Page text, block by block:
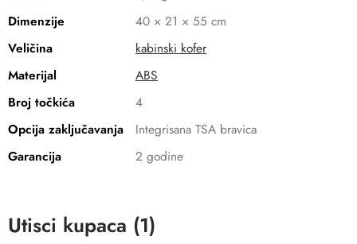
Dimenzije
40 × 21 × 55 cm
Veličina
kabinski kofer
Materijal
ABS
Broj točkića
4
Opcija zaključavanja
Integrisana TSA bravica
Garancija
2 godine
Utisci kupaca (1)